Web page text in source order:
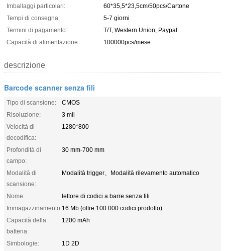
Imballaggi particolari:
60*35,5*23,5cm/50pcs/Cartone
Tempi di consegna:
5-7 giorni
Termini di pagamento:
T/T, Western Union, Paypal
Capacità di alimentazione:
100000pcs/mese
descrizione
Barcode scanner senza fili
Tipo di scansione:
CMOS
Risoluzione:
3 mil
Velocità di
decodifica:
1280*800
Profondità di
campo:
30 mm-700 mm
Modalità di
scansione:
Modalità trigger、Modalità rilevamento automatico
Nome:
lettore di codici a barre senza fili
Immagazzinamento:16 Mb (oltre 100.000 codici prodotto)
Capacità della
batteria:
1200 mAh
Simbologie:
1D 2D